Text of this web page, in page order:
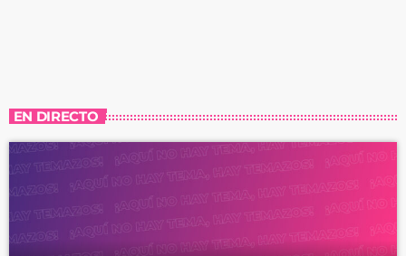
EN DIRECTO